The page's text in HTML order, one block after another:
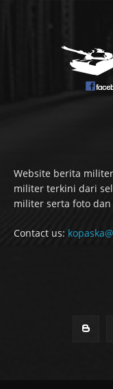
Website berita
militer terkini dari
militer serta foto
Contact us: